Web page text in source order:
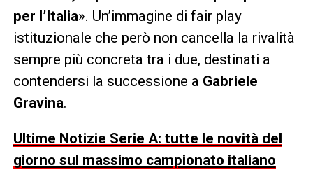
per l’Italia». Un’immagine di fair play
istituzionale che però non cancella la rivalità
sempre più concreta tra i due, destinati a
contendersi la successione a Gabriele
Gravina.
Ultime Notizie Serie A: tutte le novità del
giorno sul massimo campionato italiano